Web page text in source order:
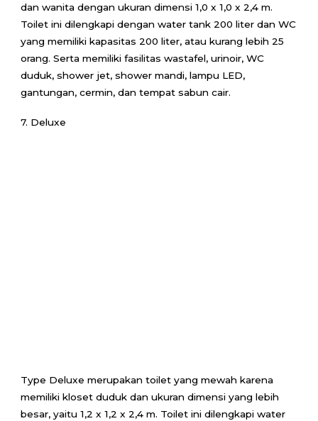
dan wanita dengan ukuran dimensi 1,0 x 1,0 x 2,4 m.
Toilet ini dilengkapi dengan water tank 200 liter dan WC
yang memiliki kapasitas 200 liter, atau kurang lebih 25
orang. Serta memiliki fasilitas wastafel, urinoir, WC
duduk, shower jet, shower mandi, lampu LED,
gantungan, cermin, dan tempat sabun cair.
7. Deluxe
Type Deluxe merupakan toilet yang mewah karena
memiliki kloset duduk dan ukuran dimensi yang lebih
besar, yaitu 1,2 x 1,2 x 2,4 m. Toilet ini dilengkapi water